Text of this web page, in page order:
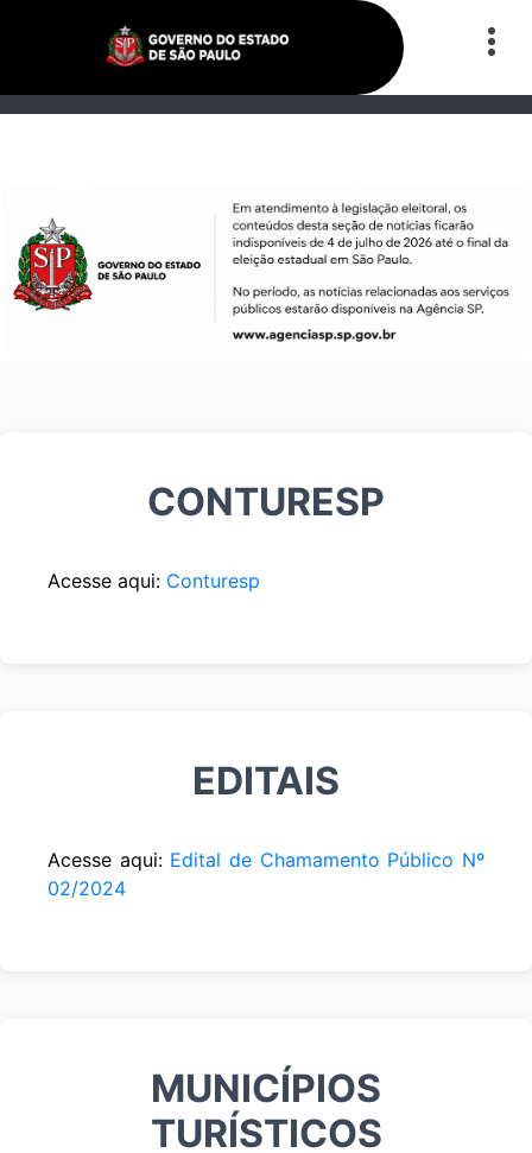
CONTURESP
Acesse aqui: Conturesp
EDITAIS
Acesse aqui: Edital de Chamamento Público Nº
02/2024
MUNICÍPIOS
TURÍSTICOS